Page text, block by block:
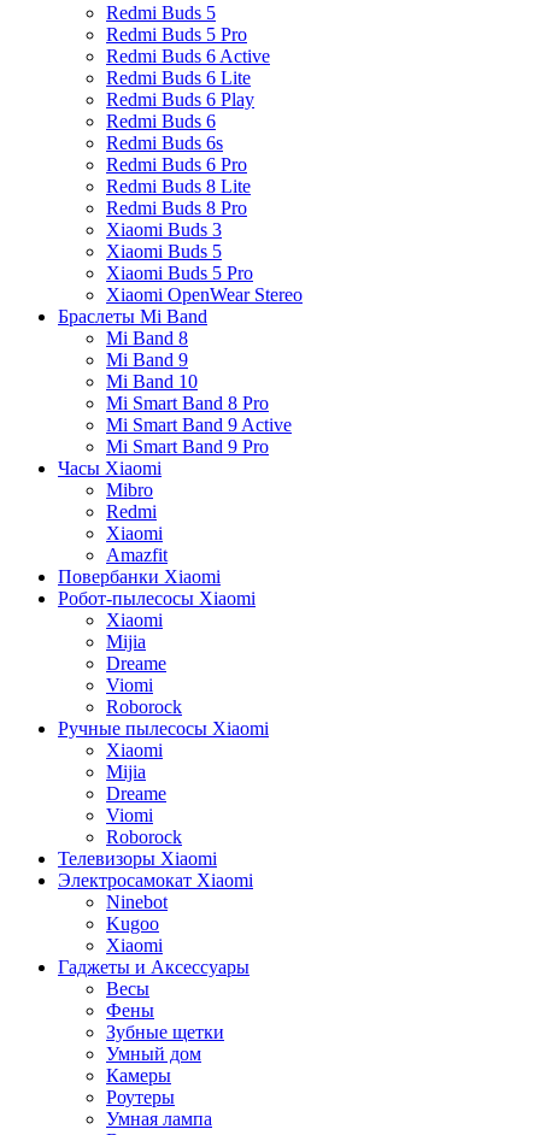
Redmi Buds 5
Redmi Buds 5 Pro
Redmi Buds 6 Active
Redmi Buds 6 Lite
Redmi Buds 6 Play
Redmi Buds 6
Redmi Buds 6s
Redmi Buds 6 Pro
Redmi Buds 8 Lite
Redmi Buds 8 Pro
Xiaomi Buds 3
Xiaomi Buds 5
Xiaomi Buds 5 Pro
Xiaomi OpenWear Stereo
Браслеты Mi Band
Mi Band 8
Mi Band 9
Mi Band 10
Mi Smart Band 8 Pro
Mi Smart Band 9 Active
Mi Smart Band 9 Pro
Часы Xiaomi
Mibro
Redmi
Xiaomi
Amazfit
Повербанки Xiaomi
Робот-пылесосы Xiaomi
Xiaomi
Mijia
Dreame
Viomi
Roborock
Ручные пылесосы Xiaomi
Xiaomi
Mijia
Dreame
Viomi
Roborock
Телевизоры Xiaomi
Электросамокат Xiaomi
Ninebot
Kugoo
Xiaomi
Гаджеты и Аксессуары
Весы
Фены
Зубные щетки
Умный дом
Камеры
Роутеры
Умная лампа